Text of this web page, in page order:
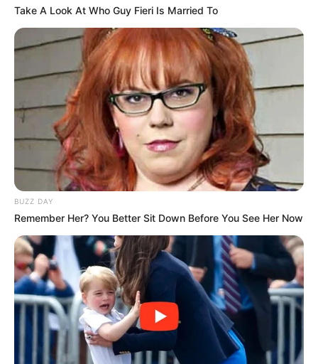
Take A Look At Who Guy Fieri Is Married To
BUZZ DAY
Remember Her? You Better Sit Down Before You See Her Now